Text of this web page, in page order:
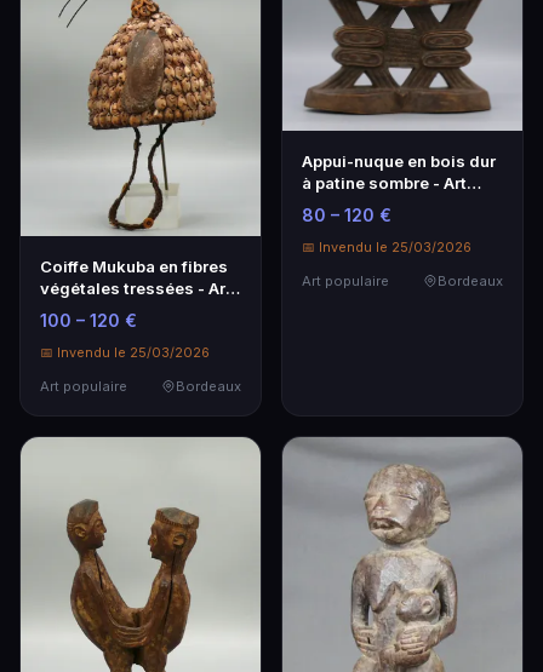
Coiffe Mukuba en fibres
végétales tressées - Art
populaire unique
100 – 120 €
📅 Invendu le 25/03/2026
Art populaire
Bordeaux
Appui-nuque en bois dur
à patine sombre - Art
populaire
80 – 120 €
📅 Invendu le 25/03/2026
Art populaire
Bordeaux